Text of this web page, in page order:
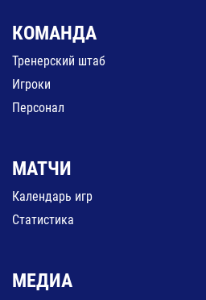
КОМАНДА
Тренерский штаб
Игроки
Персонал
МАТЧИ
Календарь игр
Статистика
МЕДИА